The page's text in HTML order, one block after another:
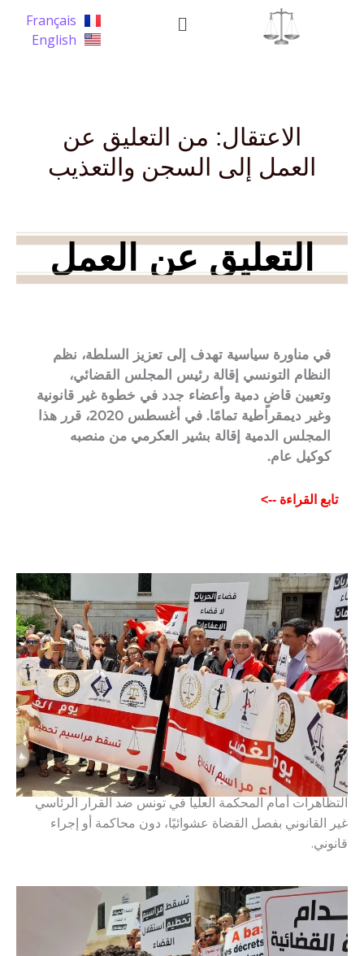
القائمة
Français
English
الاعتقال: من التعليق عن
العمل إلى السجن والتعذيب
التعليق عن العمل
في مناورة سياسية تهدف إلى تعزيز السلطة، نظم
النظام التونسي إقالة رئيس المجلس القضائي،
وتعيين قاضٍ دمية وأعضاء جدد في خطوة غير قانونية
وغير ديمقراطية تمامًا. في أغسطس 2020، قرر هذا
المجلس الدمية إقالة بشير العكرمي من منصبه
كوكيل عام.
تابع القراءة -->
التظاهرات أمام المحكمة العليا في تونس ضد القرار الرئاسي
غير القانوني بفصل القضاة عشوائيًا، دون محاكمة أو إجراء
قانوني.